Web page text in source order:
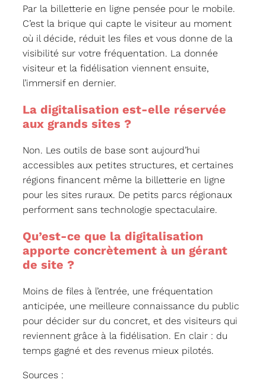
Par la billetterie en ligne pensée pour le mobile.
C’est la brique qui capte le visiteur au moment
où il décide, réduit les files et vous donne de la
visibilité sur votre fréquentation. La donnée
visiteur et la fidélisation viennent ensuite,
l’immersif en dernier.
La digitalisation est-elle réservée
aux grands sites ?
Non. Les outils de base sont aujourd’hui
accessibles aux petites structures, et certaines
régions financent même la billetterie en ligne
pour les sites ruraux. De petits parcs régionaux
performent sans technologie spectaculaire.
Qu’est-ce que la digitalisation
apporte concrètement à un gérant
de site ?
Moins de files à l’entrée, une fréquentation
anticipée, une meilleure connaissance du public
pour décider sur du concret, et des visiteurs qui
reviennent grâce à la fidélisation. En clair : du
temps gagné et des revenus mieux pilotés.
Sources :